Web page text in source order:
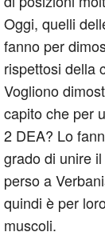
Oggi, quelli
fanno per
rispettosi della
Vogliono
capito che per
2 DEA? Lo
grado di unire
perso a
quindi è per
muscoli.